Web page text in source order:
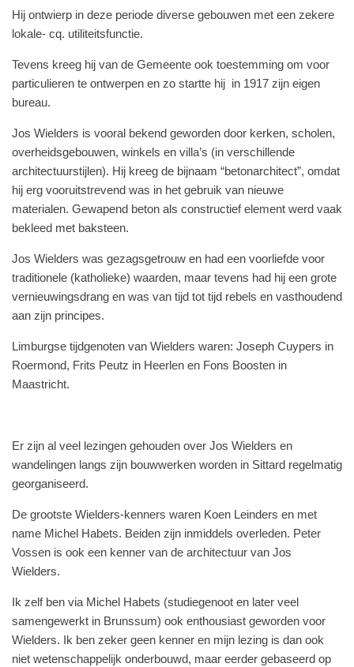
Hij ontwierp in deze periode diverse gebouwen met een zekere
lokale- cq. utiliteitsfunctie.
Tevens kreeg hij van de Gemeente ook toestemming om voor
particulieren te ontwerpen en zo startte hij in 1917 zijn eigen
bureau.
Jos Wielders is vooral bekend geworden door kerken, scholen,
overheidsgebouwen, winkels en villa’s (in verschillende
architectuurstijlen). Hij kreeg de bijnaam “betonarchitect”, omdat
hij erg vooruitstrevend was in het gebruik van nieuwe
materialen. Gewapend beton als constructief element werd vaak
bekleed met baksteen.
Jos Wielders was gezagsgetrouw en had een voorliefde voor
traditionele (katholieke) waarden, maar tevens had hij een grote
vernieuwingsdrang en was van tijd tot tijd rebels en vasthoudend
aan zijn principes.
Limburgse tijdgenoten van Wielders waren: Joseph Cuypers in
Roermond, Frits Peutz in Heerlen en Fons Boosten in
Maastricht.
Er zijn al veel lezingen gehouden over Jos Wielders en
wandelingen langs zijn bouwwerken worden in Sittard regelmatig
georganiseerd.
De grootste Wielders-kenners waren Koen Leinders en met
name Michel Habets. Beiden zijn inmiddels overleden. Peter
Vossen is ook een kenner van de architectuur van Jos
Wielders.
Ik zelf ben via Michel Habets (studiegenoot en later veel
samengewerkt in Brunssum) ook enthousiast geworden voor
Wielders. Ik ben zeker geen kenner en mijn lezing is dan ook
niet wetenschappelijk onderbouwd, maar eerder gebaseerd op